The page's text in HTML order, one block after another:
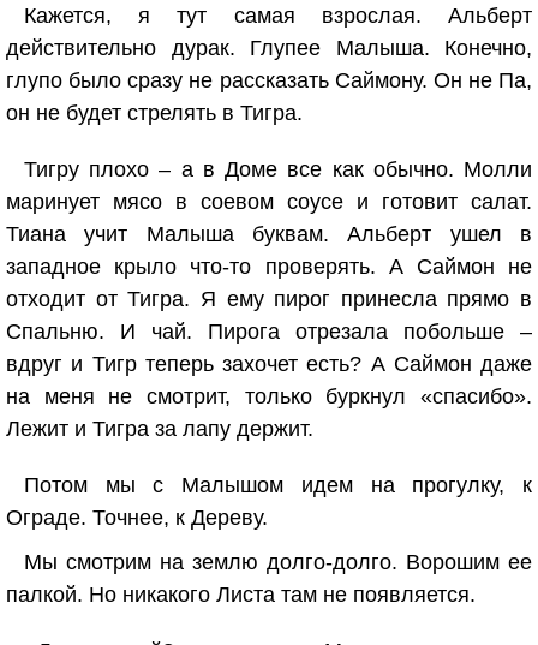
Кажется, я тут самая взрослая. Альберт
действительно дурак. Глупее Малыша. Конечно,
глупо было сразу не рассказать Саймону. Он не Па,
он не будет стрелять в Тигра.
Тигру плохо – а в Доме все как обычно. Молли
маринует мясо в соевом соусе и готовит салат.
Тиана учит Малыша буквам. Альберт ушел в
западное крыло что-то проверять. А Саймон не
отходит от Тигра. Я ему пирог принесла прямо в
Спальню. И чай. Пирога отрезала побольше –
вдруг и Тигр теперь захочет есть? А Саймон даже
на меня не смотрит, только буркнул «спасибо».
Лежит и Тигра за лапу держит.
Потом мы с Малышом идем на прогулку, к
Ограде. Точнее, к Дереву.
Мы смотрим на землю долго-долго. Ворошим ее
палкой. Но никакого Листа там не появляется.